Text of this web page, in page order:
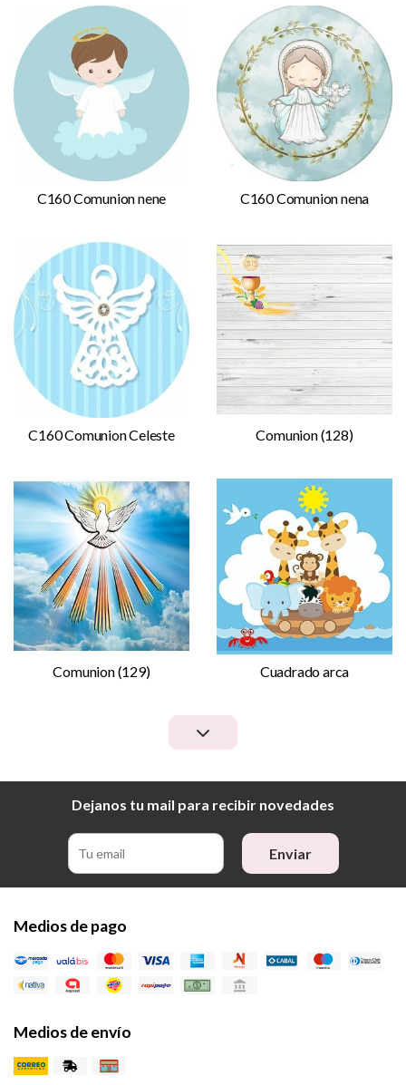
C160 Comunion nene C160 Comunion nena
C160 Comunion Celeste Comunion (128)
Comunion (129) Cuadrado arca
Dejanos tu mail para recibir novedades
Enviar
Medios de pago
Medios de envío